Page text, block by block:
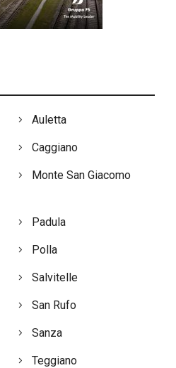
Auletta
Caggiano
Monte San Giacomo
Padula
Polla
Salvitelle
San Rufo
Sanza
Teggiano